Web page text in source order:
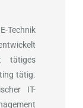
Technik
tätiges
tätig.
IT-